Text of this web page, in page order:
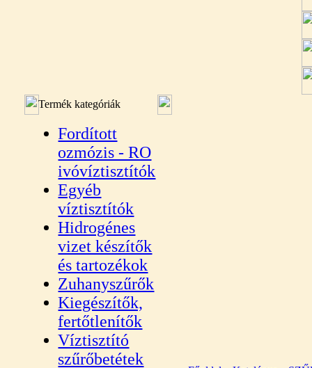
Termék kategóriák
Fordított
ozmózis - RO
ivóvíztisztítók
Egyéb
víztisztítók
Hidrogénes
vizet készítők
és tartozékok
Zuhanyszűrők
Kiegészítők,
fertőtlenítők
Víztisztító
szűrőbetétek